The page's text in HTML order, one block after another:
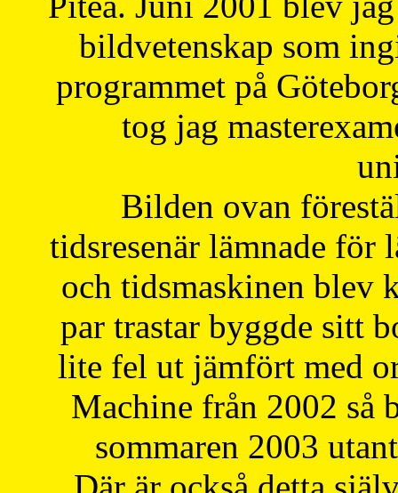
bildvetenskap som
programmet på
tog jag
Bilden ovan
tidsresenär lämnade för
och tidsmaskinen blev
par trastar byggde sitt
lite fel ut jämfört med
Machine från 2002 så
sommaren 2003